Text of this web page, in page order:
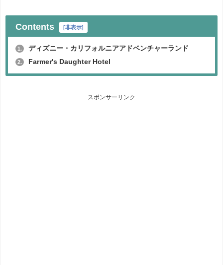
Contents [非表示]
1. ディズニー・カリフォルニアアドベンチャーランド
2. Farmer's Daughter Hotel
スポンサーリンク